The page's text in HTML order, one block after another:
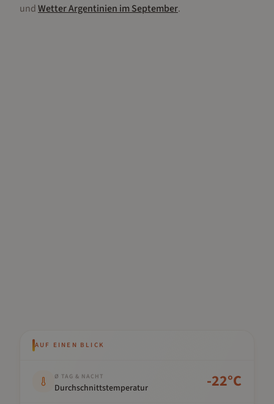
undWetterArgentinien imSeptember.
AUF EINEN BLICK
Ø TAG & NACHT
Durchschnittstemperatur -22°C